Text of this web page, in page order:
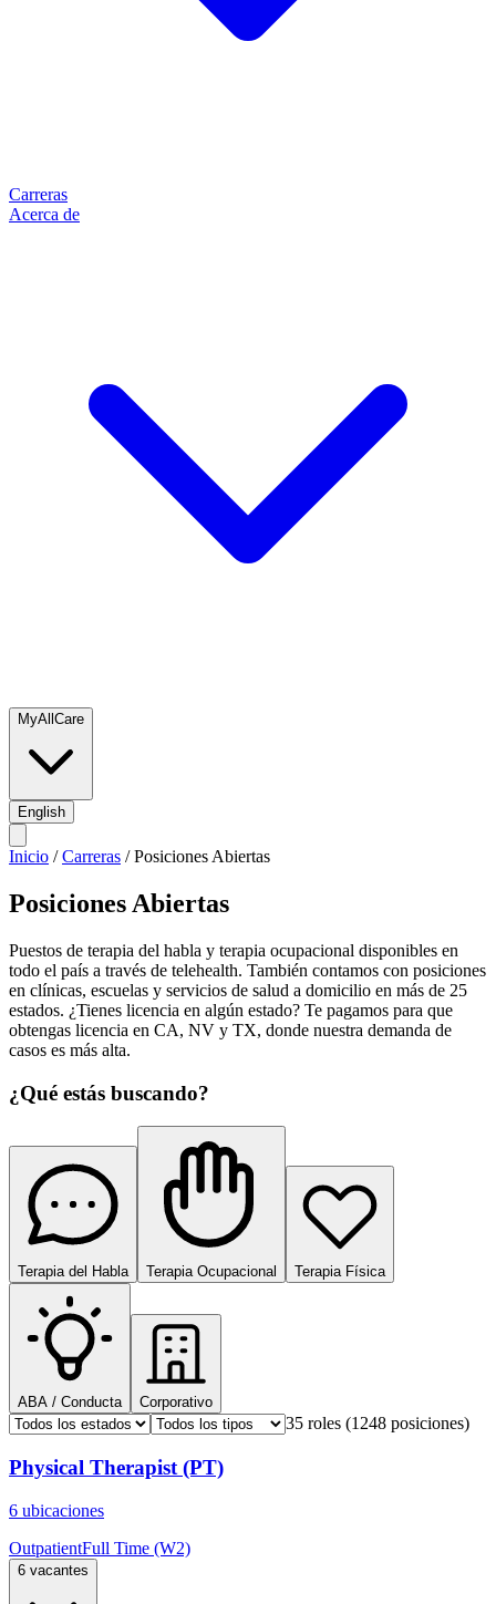
Carreras
Acerca de
MyAllCare
English
Inicio /Carreras /Posiciones Abiertas
Posiciones Abiertas
Puestos de terapia del habla y terapia ocupacional disponibles en
todo el país a través de telehealth. También contamos con posiciones
en clínicas, escuelas y servicios de salud a domicilio en más de 25
estados. ¿Tienes licencia en algún estado? Te pagamos para que
obtengas licencia en CA, NV y TX, donde nuestra demanda de
casos es más alta.
¿Qué estás buscando?
Terapia del Habla Terapia Ocupacional Terapia Física
ABA / Conducta Corporativo
35 roles (1248 posiciones)
Physical Therapist (PT)
6 ubicaciones
OutpatientFull Time (W2)
6 vacantes